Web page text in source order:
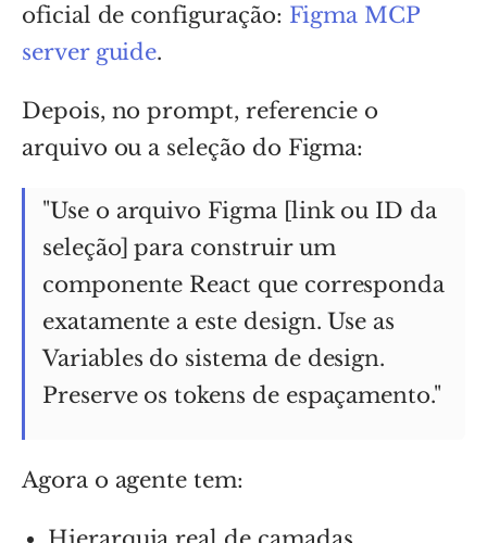
oficial de configuração: Figma MCP
server guide.
Depois, no prompt, referencie o
arquivo ou a seleção do Figma:
"Use o arquivo Figma [link ou ID da
seleção] para construir um
componente React que corresponda
exatamente a este design. Use as
Variables do sistema de design.
Preserve os tokens de espaçamento."
Agora o agente tem: